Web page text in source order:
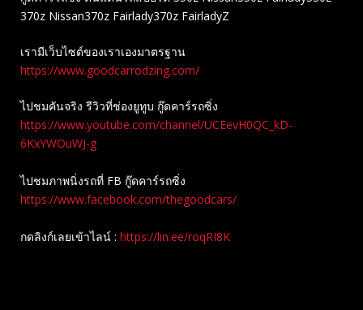
370z Nissan370z Fairlady370z FairladyZ
เรามีเว็บไซต์ของเราเองมาตรฐาน
https://www.goodcarrodzing.com/
ไปชมคันจริง รีวิวที่ช่องยู​ทูบ​ กู๊ดคาร์รถซิ่ง
https://www.youtube.com/channel/UCEevH0QC_kD-
6KxYWOuWJ-g
ไปชมภาพนิ่งรถที่ FB กู๊ดคาร์รถซิ่ง
https://www.facebook.com/thegoodcars/
กดลิงก์เลยเข้าไลน์ : https://lin.ee/roqRI8K